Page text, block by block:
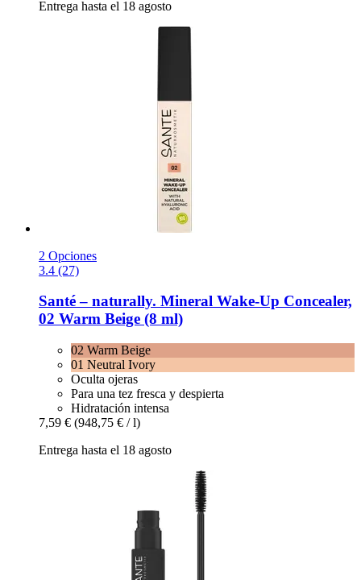
Entrega hasta el 18 agosto
2 Opciones
3.4 (27)
Santé – naturally. Mineral Wake-​Up Concealer,
02 Warm Beige (8 ml)
02 Warm Beige
01 Neutral Ivory
Oculta ojeras
Para una tez fresca y despierta
Hidratación intensa
7,59 € (948,75 € / l)
Entrega hasta el 18 agosto